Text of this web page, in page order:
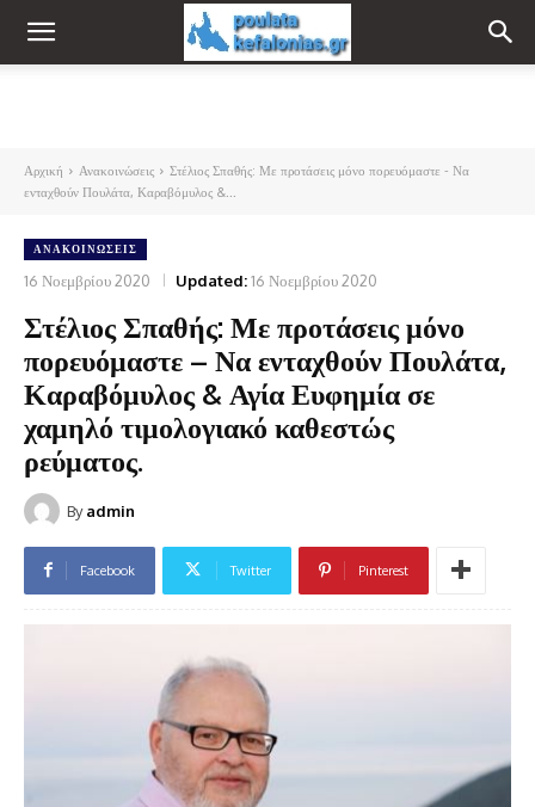
Αρχική Ανακοινώσεις
Στέλιος Σπαθής: Με προτάσεις μόνο πορευόμαστε - Να
ενταχθούν Πουλάτα, Καραβόμυλος &...
ΑΝΑΚΟΙΝΏΣΕΙΣ
16 Νοεμβρίου 2020 Updated:16 Νοεμβρίου 2020
Στέλιος Σπαθής: Με προτάσεις μόνο
πορευόμαστε – Να ενταχθούν Πουλάτα,
Καραβόμυλος & Αγία Ευφημία σε
χαμηλό τιμολογιακό καθεστώς
ρεύματος.
By admin
Facebook Twitter Pinterest